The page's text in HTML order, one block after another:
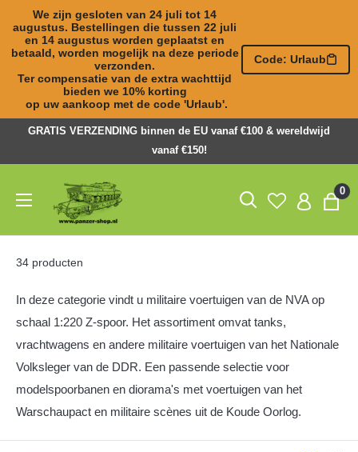
We zijn gesloten van 24 juli tot 14
augustus. Bestellingen die tussen 22 juli
en 14 augustus worden geplaatst en
betaald, worden mogelijk na deze periode
verzonden.
Ter compensatie van de extra wachttijd
bieden we 10% korting
op uw aankoop met de code 'Urlaub'.
Code: Urlaub
GRATIS VERZENDING binnen de EU vanaf €100 & wereldwijd
vanaf €150!
Panzer-
ShopNL
0
34 producten
In deze categorie vindt u militaire voertuigen van de NVA op
schaal 1:220 Z-spoor. Het assortiment omvat tanks,
vrachtwagens en andere militaire voertuigen van het Nationale
Volksleger van de DDR. Een passende selectie voor
modelspoorbanen en diorama's met voertuigen van het
Warschaupact en militaire scènes uit de Koude Oorlog.